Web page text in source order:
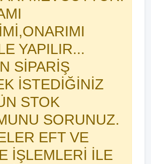
YAPILIR...
SİPARİŞ
İSTEDİĞİNİZ
STOK
SORUNUZ.
EFT VE
İŞLEMLERİ İLE